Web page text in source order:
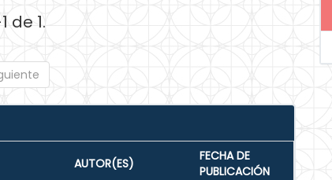
de 1.
AUTOR(ES)
FECHA DE
PUBLICACIÓN